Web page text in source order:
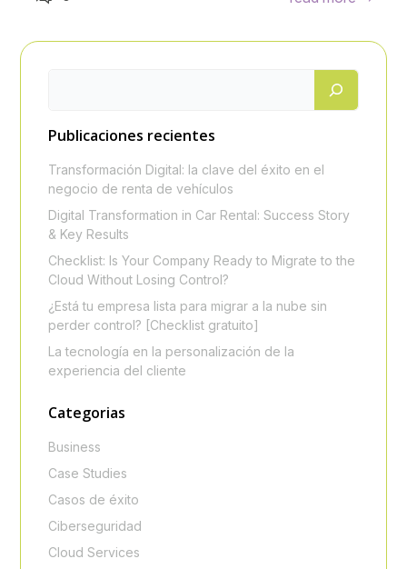
Publicaciones recientes
Transformación Digital: la clave del éxito en el
negocio de renta de vehículos
Digital Transformation in Car Rental: Success Story
& Key Results
Checklist: Is Your Company Ready to Migrate to the
Cloud Without Losing Control?
¿Está tu empresa lista para migrar a la nube sin
perder control? [Checklist gratuito]
La tecnología en la personalización de la
experiencia del cliente
Categorias
Business
Case Studies
Casos de éxito
Ciberseguridad
Cloud Services